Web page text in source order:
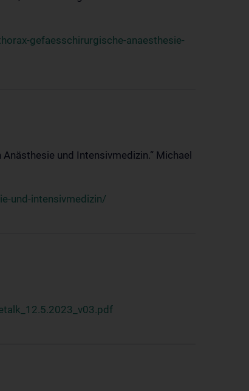
gefaesschirurgische-anaesthesie-
und Intensivmedizin.“ Michael
und-intensivmedizin/